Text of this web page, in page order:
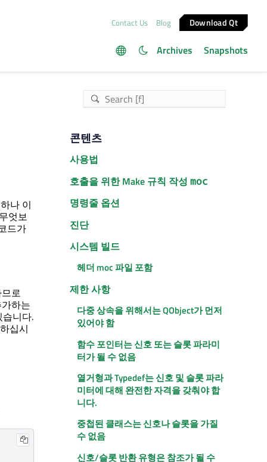
Contact Us Blog Download Qt
Archives Snapshots
나 이
엇보
드가
로
하는
니다.
십시
콘텐츠
사용법
호출을 위한 Make 규칙 작성 moc
명령줄 옵션
진단
시스템 빌드
헤더 moc 파일 포함
제한 사항
다중 상속을 위해서는 QObject가 먼저
있어야 함
함수 포인터는 신호 또는 슬롯 파라미
터가 될 수 없음
열거형과 Typedef는 신호 및 슬롯 파라
미터에 대해 완전한 자격을 갖춰야 합
니다.
중첩된 클래스는 신호나 슬롯을 가질
수 없음
신호/슬롯 반환 유형은 참조가 될 수